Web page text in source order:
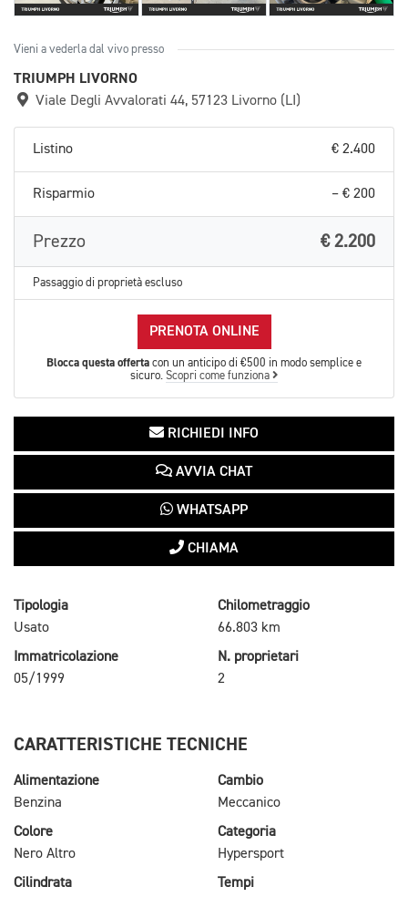
Vieni a vederla dal vivo presso
TRIUMPH LIVORNO
Viale Degli Avvalorati 44, 57123 Livorno (LI)
Listino € 2.400
Risparmio – € 200
Prezzo € 2.200
Passaggio di proprietà escluso
PRENOTA ONLINE
Blocca questa offerta con un anticipo di €500 in modo semplice e
sicuro. Scopri come funziona
RICHIEDI INFO
AVVIA CHAT
WHATSAPP
CHIAMA
Tipologia
Usato
Chilometraggio
66.803 km
Immatricolazione
05/1999
N. proprietari
2
CARATTERISTICHE TECNICHE
Alimentazione
Benzina
Cambio
Meccanico
Colore
Nero Altro
Categoria
Hypersport
Cilindrata
Tempi